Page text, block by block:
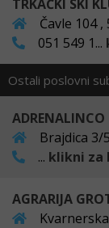
TRKAČKI SKI
Čavle 104
051 549 1...
Ostali poslovni
ADRENALINCO
Brajdica
... klikni za
AGRARIJA